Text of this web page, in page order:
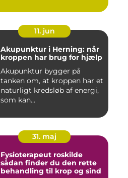
11. jun
Akupunktur i Herning: når
kroppen har brug for hjælp
Akupunktur bygger på
tanken om, at kroppen har et
naturligt kredsløb af energi,
som kan...
31. maj
Fysioterapeut roskilde
sådan finder du den rette
behandling til krop og sind